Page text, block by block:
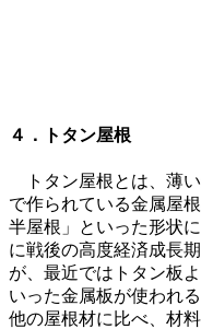
４．トタン屋根
トタン屋根とは、薄
で作られている金属屋
半屋根」といった形状
に戦後の高度経済成長
が、最近ではトタン板
いった金属板が使われ
他の屋根材に比べ、材